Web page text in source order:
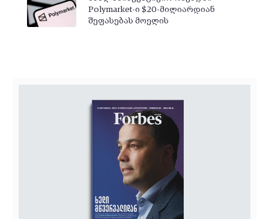
Polymarket-ი $20-მილიარდიან
შეფასებას მოელის